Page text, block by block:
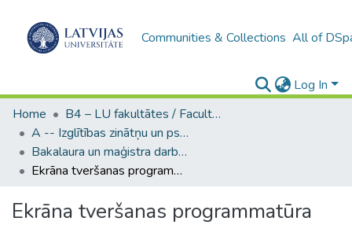
Communities & Collections All of
Log In
Home
B4 – LU fakultātes / Faculties of the UL
A -- Izglītības zinātņu un psiholoģijas fakultāte / Faculty of Education Sciences and Psychology
Bakalaura un maģistra darbi (PPMF) / Bachelor's and Master's theses
Ekrāna tveršanas programmatūra atgriezeniskās saites sniegšanai par pamatskolas skolēnu rakstu darbiem angļu valodas stundās
Ekrāna tveršanas programmatūra